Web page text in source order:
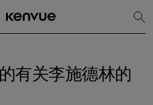
显
示
有关李施德林的